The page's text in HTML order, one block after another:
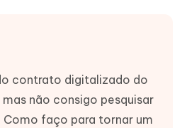
contrato digitalizado do
não consigo pesquisar
Como faço para tornar um